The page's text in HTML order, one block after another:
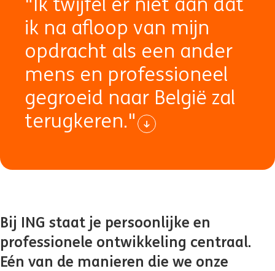
"Ik twijfel er niet aan dat
ik na afloop van mijn
opdracht als een ander
mens en professioneel
gegroeid naar België zal
terugkeren."
Bij ING staat je persoonlijke en
professionele ontwikkeling centraal.
Eén van de manieren die we onze